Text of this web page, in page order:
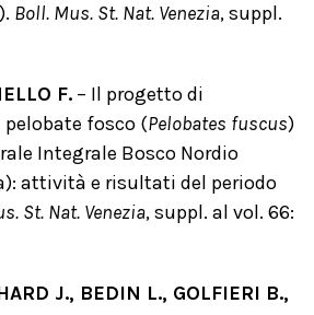
Boll. Mus. St. Nat. Venezia, suppl.
F. – Il progetto di
fosco (Pelobates fuscus)
Integrale Bosco Nordio
attività e risultati del periodo
St. Nat. Venezia, suppl. al vol. 66:
J., BEDIN L., GOLFIERI B.,